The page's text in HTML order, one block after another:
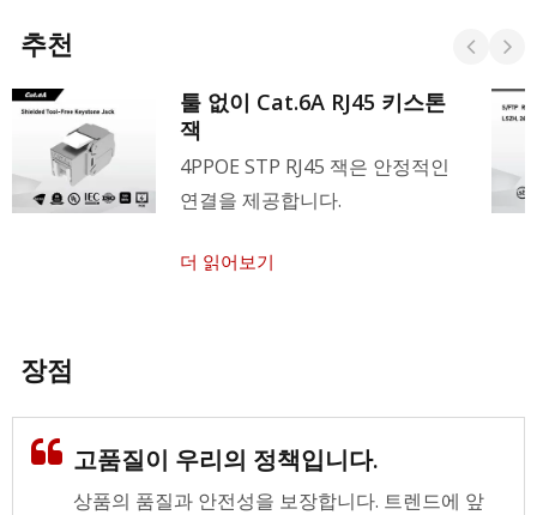
추천
툴 없이 Cat.6A RJ45 키스톤
잭
4PPOE STP RJ45 잭은 안정적인
연결을 제공합니다.
더 읽어보기
장점
고품질이 우리의 정책입니다.
상품의 품질과 안전성을 보장합니다. 트렌드에 앞